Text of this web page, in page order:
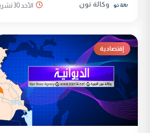
وكالة نون الأحد 30 تشرين الثاني 2025
إقتصادية